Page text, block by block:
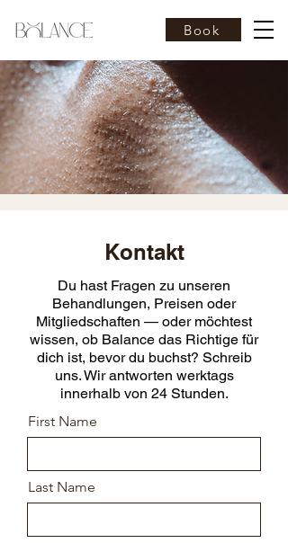
Book
Kontakt
Du hast Fragen zu unseren
Behandlungen, Preisen oder
Mitgliedschaften — oder möchtest
wissen, ob Balance das Richtige für
dich ist, bevor du buchst? Schreib
uns. Wir antworten werktags
innerhalb von 24 Stunden.
First Name
Last Name